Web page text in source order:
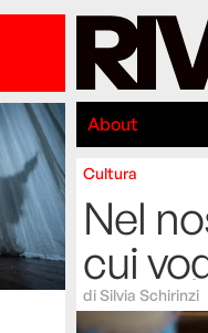
About
Cultura
Nel
cui
diSilvia Schirinzi